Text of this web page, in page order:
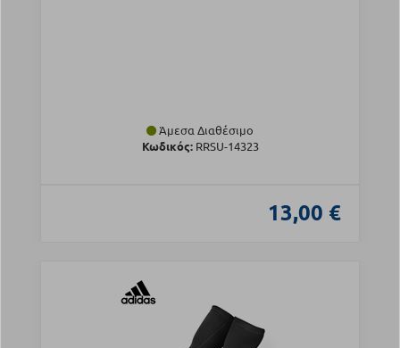
Άμεσα Διαθέσιμο
Κωδικός:RRSU-14323
13,00 €